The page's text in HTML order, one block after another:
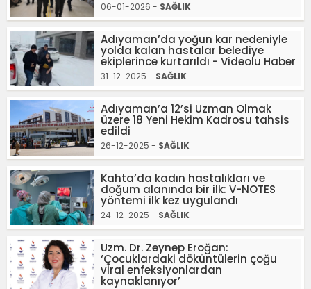
06-01-2026 - SAĞLIK
Adıyaman’da yoğun kar nedeniyle
yolda kalan hastalar belediye
ekiplerince kurtarıldı - Videolu Haber
31-12-2025 - SAĞLIK
Adıyaman’a 12’si Uzman Olmak
üzere 18 Yeni Hekim Kadrosu tahsis
edildi
26-12-2025 - SAĞLIK
Kahta’da kadın hastalıkları ve
doğum alanında bir ilk: V-NOTES
yöntemi ilk kez uygulandı
24-12-2025 - SAĞLIK
Uzm. Dr. Zeynep Eroğan:
‘Çocuklardaki döküntülerin çoğu
viral enfeksiyonlardan
kaynaklanıyor’